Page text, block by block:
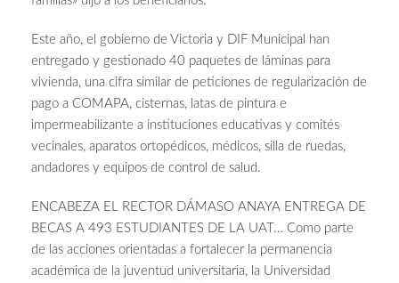
Este año, el gobierno de Victoria y DIF Municipal han
entregado y gestionado 40 paquetes de láminas para
vivienda, una cifra similar de peticiones de regularización de
pago a COMAPA, cisternas, latas de pintura e
impermeabilizante a instituciones educativas y comités
vecinales, aparatos ortopédicos, médicos, silla de ruedas,
andadores y equipos de control de salud.
ENCABEZA EL RECTOR DÁMASO ANAYA ENTREGA DE
BECAS A 493 ESTUDIANTES DE LA UAT… Como parte
de las acciones orientadas a fortalecer la permanencia
académica de la juventud universitaria, la Universidad